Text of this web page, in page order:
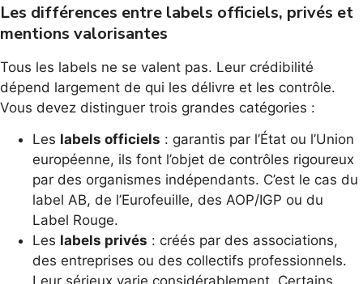
Les différences entre labels officiels, privés et
mentions valorisantes
Tous les labels ne se valent pas. Leur crédibilité
dépend largement de qui les délivre et les contrôle.
Vous devez distinguer trois grandes catégories :
Les labels officiels : garantis par l’État ou l’Union
européenne, ils font l’objet de contrôles rigoureux
par des organismes indépendants. C’est le cas du
label AB, de l’Eurofeuille, des AOP/IGP ou du
Label Rouge.
Les labels privés : créés par des associations,
des entreprises ou des collectifs professionnels.
Leur sérieux varie considérablement. Certains